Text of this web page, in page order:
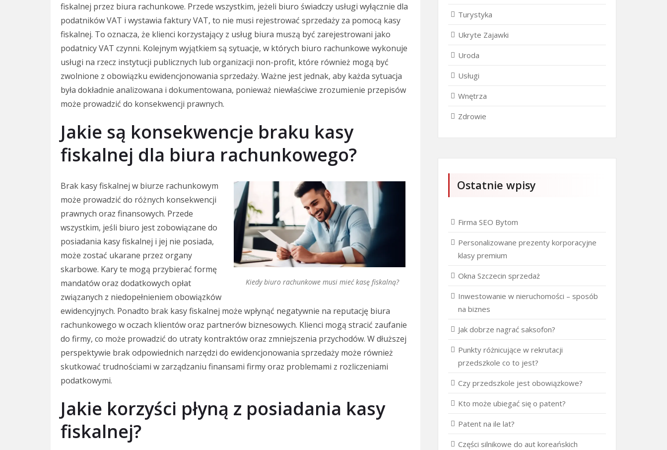
fiskalnej przez biura rachunkowe. Przede wszystkim, jeżeli biuro świadczy usługi wyłącznie dla
podatników VAT i wystawia faktury VAT, to nie musi rejestrować sprzedaży za pomocą kasy
fiskalnej. To oznacza, że klienci korzystający z usług biura muszą być zarejestrowani jako
podatnicy VAT czynni. Kolejnym wyjątkiem są sytuacje, w których biuro rachunkowe wykonuje
usługi na rzecz instytucji publicznych lub organizacji non-profit, które również mogą być
zwolnione z obowiązku ewidencjonowania sprzedaży. Ważne jest jednak, aby każda sytuacja
była dokładnie analizowana i dokumentowana, ponieważ niewłaściwe zrozumienie przepisów
może prowadzić do konsekwencji prawnych.
Jakie są konsekwencje braku kasy
fiskalnej dla biura rachunkowego?
Kiedy biuro rachunkowe musi mieć kasę fiskalną?
Brak kasy fiskalnej w biurze rachunkowym
może prowadzić do różnych konsekwencji
prawnych oraz finansowych. Przede
wszystkim, jeśli biuro jest zobowiązane do
posiadania kasy fiskalnej i jej nie posiada,
może zostać ukarane przez organy
skarbowe. Kary te mogą przybierać formę
mandatów oraz dodatkowych opłat
związanych z niedopełnieniem obowiązków
ewidencyjnych. Ponadto brak kasy fiskalnej może wpłynąć negatywnie na reputację biura
rachunkowego w oczach klientów oraz partnerów biznesowych. Klienci mogą stracić zaufanie
do firmy, co może prowadzić do utraty kontraktów oraz zmniejszenia przychodów. W dłuższej
perspektywie brak odpowiednich narzędzi do ewidencjonowania sprzedaży może również
skutkować trudnościami w zarządzaniu finansami firmy oraz problemami z rozliczeniami
podatkowymi.
Jakie korzyści płyną z posiadania kasy
fiskalnej?
Turystyka
Ukryte Zajawki
Uroda
Usługi
Wnętrza
Zdrowie
Ostatnie wpisy
Firma SEO Bytom
Personalizowane prezenty korporacyjne
klasy premium
Okna Szczecin sprzedaż
Inwestowanie w nieruchomości – sposób
na biznes
Jak dobrze nagrać saksofon?
Punkty różnicujące w rekrutacji
przedszkole co to jest?
Czy przedszkole jest obowiązkowe?
Kto może ubiegać się o patent?
Patent na ile lat?
Części silnikowe do aut koreańskich